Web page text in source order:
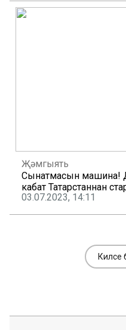
Җәмгыять
Сынатмасын
кабат Татарстаннан
03.07.2023, 14:11